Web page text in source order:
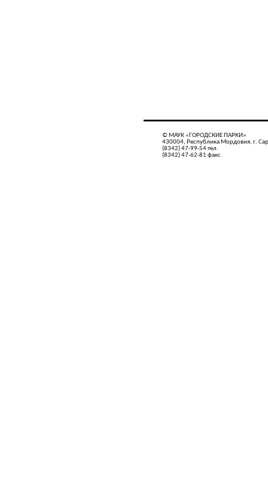
© МАУК «ГОРОДСКИЕ ПАРКИ»
430004, Республика Мордовия, г.
(8342) 47-99-54 тел.
(8342) 47-62-81 факс